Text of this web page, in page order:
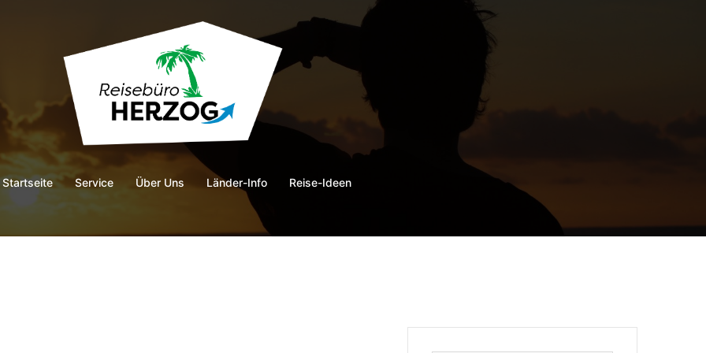
Startseite Service Über Uns Länder-Info Reise-Ideen